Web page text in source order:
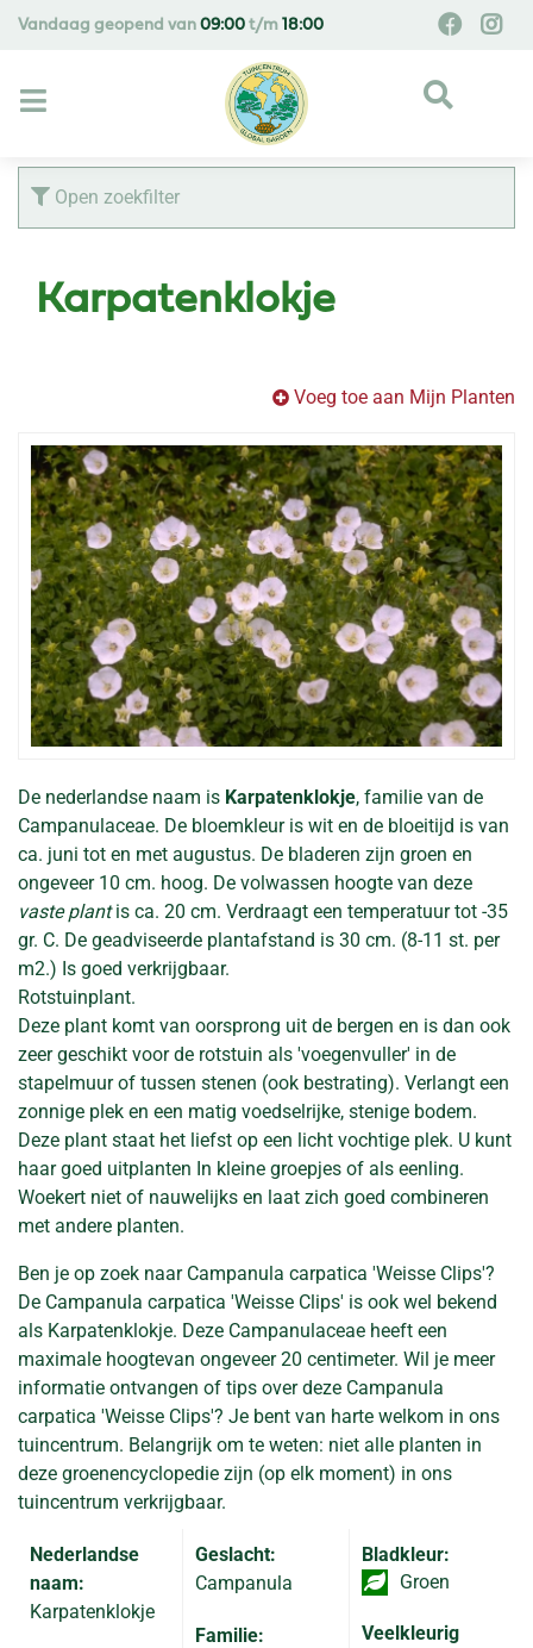
Vandaag geopend van 09:00 t/m 18:00
Open zoekfilter
Karpatenklokje
Voeg toe aan Mijn Planten
De nederlandse naam is Karpatenklokje, familie van de
Campanulaceae. De bloemkleur is wit en de bloeitijd is van
ca. juni tot en met augustus. De bladeren zijn groen en
ongeveer 10 cm. hoog. De volwassen hoogte van deze
vaste plantis ca. 20 cm. Verdraagt een temperatuur tot -35
gr. C. De geadviseerde plantafstand is 30 cm. (8-11 st. per
m2.) Is goed verkrijgbaar.
Rotstuinplant.
Deze plant komt van oorsprong uit de bergen en is dan ook
zeer geschikt voor de rotstuin als 'voegenvuller' in de
stapelmuur of tussen stenen (ook bestrating). Verlangt een
zonnige plek en een matig voedselrijke, stenige bodem.
Deze plant staat het liefst op een licht vochtige plek. U kunt
haar goed uitplanten In kleine groepjes of als eenling.
Woekert niet of nauwelijks en laat zich goed combineren
met andere planten.
Ben je op zoek naar Campanula carpatica 'Weisse Clips'?
De Campanula carpatica 'Weisse Clips' is ook wel bekend
als Karpatenklokje. Deze Campanulaceae heeft een
maximale hoogtevan ongeveer 20 centimeter. Wil je meer
informatie ontvangen of tips over deze Campanula
carpatica 'Weisse Clips'? Je bent van harte welkom in ons
tuincentrum. Belangrijk om te weten: niet alle planten in
deze groenencyclopedie zijn (op elk moment) in ons
tuincentrum verkrijgbaar.
Nederlandse
naam:
Karpatenklokje
Geslacht:
Campanula
Familie:
Bladkleur:
Groen
Veelkleurig